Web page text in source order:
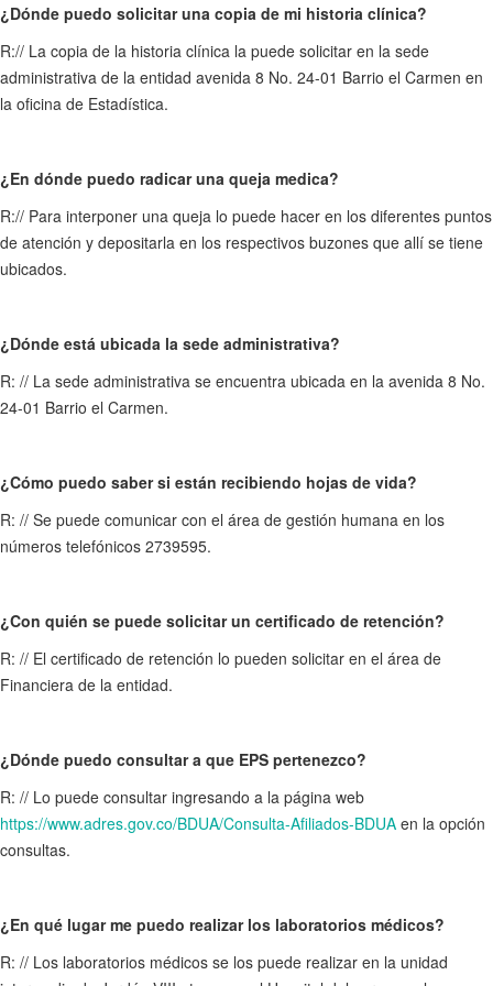
¿Dónde puedo solicitar una copia de mi historia clínica?
R:// La copia de la historia clínica la puede solicitar en la sede
administrativa de la entidad avenida 8 No. 24-01 Barrio el Carmen en
la oficina de Estadística.
¿En dónde puedo radicar una queja medica?
R:// Para interponer una queja lo puede hacer en los diferentes puntos
de atención y depositarla en los respectivos buzones que allí se tiene
ubicados.
¿Dónde está ubicada la sede administrativa?
R: // La sede administrativa se encuentra ubicada en la avenida 8 No.
24-01 Barrio el Carmen.
¿Cómo puedo saber si están recibiendo hojas de vida?
R: // Se puede comunicar con el área de gestión humana en los
números telefónicos 2739595.
¿Con quién se puede solicitar un certificado de retención?
R: // El certificado de retención lo pueden solicitar en el área de
Financiera de la entidad.
¿Dónde puedo consultar a que EPS pertenezco?
R: // Lo puede consultar ingresando a la página web
https://www.adres.gov.co/BDUA/Consulta-Afiliados-BDUA en la opción
consultas.
¿En qué lugar me puedo realizar los laboratorios médicos?
R: // Los laboratorios médicos se los puede realizar en la unidad